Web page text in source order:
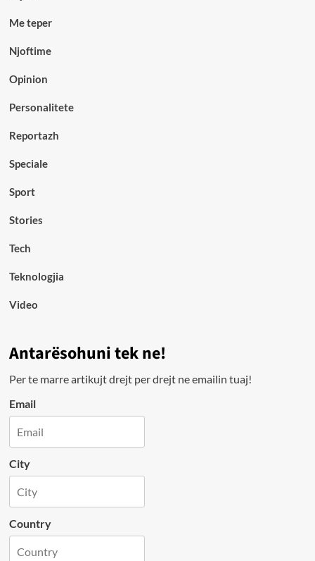
Me teper
Njoftime
Opinion
Personalitete
Reportazh
Speciale
Sport
Stories
Tech
Teknologjia
Video
Antarësohuni tek ne!
Per te marre artikujt drejt per drejt ne emailin tuaj!
Email
City
Country